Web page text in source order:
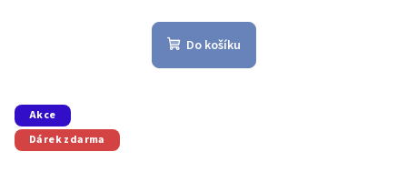
hodnocení
produktu
Do košíku
Akce
Dárek zdarma